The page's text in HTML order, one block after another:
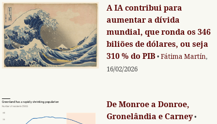
A IA contribui para
aumentar a dívida
mundial, que ronda os 346
biliões de dólares, ou seja
310 % do PIB• Fátima Martín,
16/02/2026
De Monroe a Donroe,
Gronelândia e Carney•